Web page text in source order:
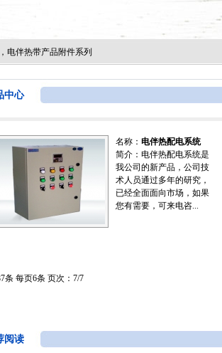
电伴热带产品附件系列
中心
名称： 电伴热配电系统
简介：电伴热配电系统是
我公司的新产品，公司技
术人员通过多年的研究，
已经全面面向市场，如果
您有需要，可来电咨...
条 每页6条 页次：7/7
阅读